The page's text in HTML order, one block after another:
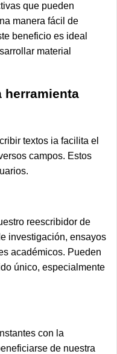
que pueden
manera fácil de
beneficio es ideal
material
herramienta
textos ia facilita el
campos. Estos
reescribidor de
investigación, ensayos
académicos. Pueden
único, especialmente
con la
de nuestra